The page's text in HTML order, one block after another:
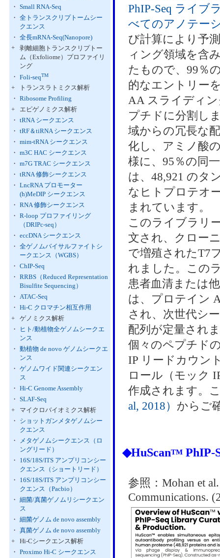
・ Small RNA-Seq
・ 全トランスクリプトームシー
クエンス
・ 全長mRNA-Seq(Nanopore)
+
剥離細胞トランスクリプトー
ム（Exfoliome）プロファイリ
ング
・ Foli-seqTM
+
トランスラトミクス解析
・ Ribosome Profiling
+
エピゲノミクス解析
・ tRNA シークエンス
・ tRF＆tiRNA シークエンス
・ mim-tRNA シークエンス
・ m3C HAC シークエンス
・ m7G TRAC シークエンス
・ tRNA 修飾シークエンス
・ LncRNA プロモーター
(h)MeDIP シークエンス
・ RNA 修飾シークエンス
・ R-loop プロファイリング
（DRIPc-seq）
・ eccDNA シークエンス
・ 全ゲノムバイサルファイトシ
ークエンス（WGBS）
・ ChIP-Seq
・ RRBS（Reduced Representation
Bisulfite Sequencing）
・ ATAC-Seq
・ Hi-C クロマチン相互作用
+
ゲノミクス解析
・
ヒト/動植物全ゲノムシークエ
ンス
・ 動植物 de novo ゲノムシークエ
ンス
・ ゲノムワイド関連シークエン
ス
・ Hi-C Genome Assembly
・ SLAF-Seq
+
マイクロバイオミクス解析
・
ショットガンメタゲノムシー
クエンス
・
メタゲノムシークエンス（ロ
ングリード）
・
16S/18S/ITS アンプリコンシー
クエンス（ショートリード）
・
16S/18S/ITS アンプリコンシー
クエンス（Pacbio）
・ 細菌/真菌ゲノムリシークエン
ス
・ 細菌ゲノム de novo assembly
・ 真菌ゲノム de novo assembly
+
Hi-Cシークエンス解析
・ Proximo Hi-C シークエンス
PhIP-Seq ライブ
べてのアノテー
び計算により予
ィング領域を含
たもので、99％
的なエントリー
AA スライディ
プチドに分割し
域からの冗長な
化し、アミノ酸
様に、95％の同
は、48,921 のタ
なヒトプロテオ
まれています。
このライブラリ
文され、クロー
で増殖されたT7
れました。この
患者血清または
は、プロテイン
され、次世代シ
配列が定量され
個々のペプチド
IP リードカウン
ロール（モック
作成されます。
al, 2018） からご
◆HuScanTM PhIP-
参照：Mohan et
Communications.